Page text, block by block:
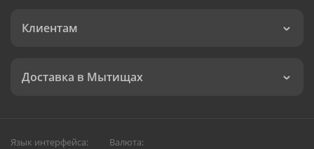
Клиентам
Доставка в Мытищах
Язык интерфейса: Валюта: